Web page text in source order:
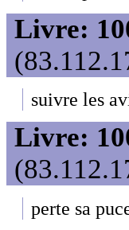
Livre:
suivre les
Livre:
perte sa